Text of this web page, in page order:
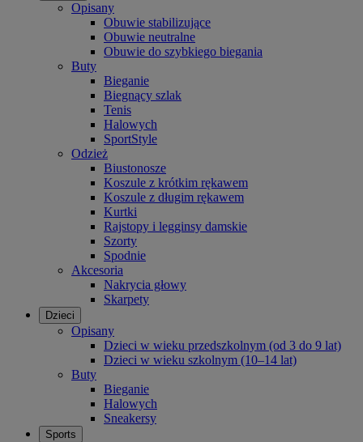
Opisany
Obuwie stabilizujące
Obuwie neutralne
Obuwie do szybkiego biegania
Buty
Bieganie
Biegnący szlak
Tenis
Halowych
SportStyle
Odzież
Biustonosze
Koszule z krótkim rękawem
Koszule z długim rękawem
Kurtki
Rajstopy i legginsy damskie
Szorty
Spodnie
Akcesoria
Nakrycia głowy
Skarpety
Dzieci
Opisany
Dzieci w wieku przedszkolnym (od 3 do 9 lat)
Dzieci w wieku szkolnym (10–14 lat)
Buty
Bieganie
Halowych
Sneakersy
Sports